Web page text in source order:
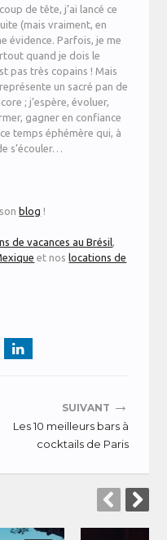
de tête, j’ai lancé ce
(mais vraiment, en
évidence. Parfois, je me
quand je dois le
pas très copains ! Mais
un sacré pan de
; j’espère, évoluer,
gagner en confiance
temps éphémère qui, à
s’écouler…
blog !
de vacances au Brésil,
et nos locations de
SUIVANT →
Les 10 meilleurs bars à
cocktails de Paris